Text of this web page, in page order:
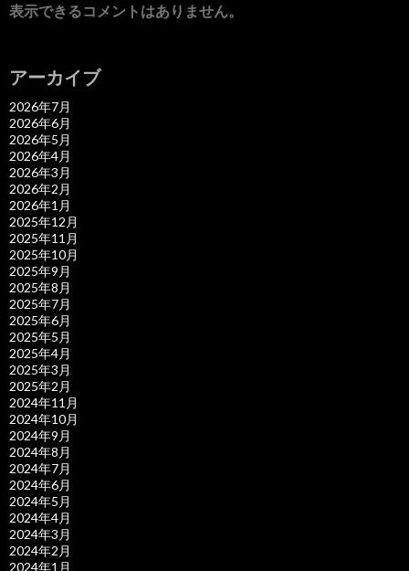
表示できるコメントはありません。
アーカイブ
2026年7月
2026年6月
2026年5月
2026年4月
2026年3月
2026年2月
2026年1月
2025年12月
2025年11月
2025年10月
2025年9月
2025年8月
2025年7月
2025年6月
2025年5月
2025年4月
2025年3月
2025年2月
2024年11月
2024年10月
2024年9月
2024年8月
2024年7月
2024年6月
2024年5月
2024年4月
2024年3月
2024年2月
2024年1月